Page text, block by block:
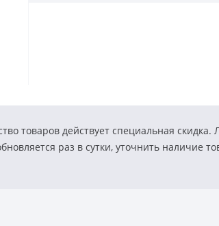
товаров действует специальная
раз в сутки, уточнить наличие